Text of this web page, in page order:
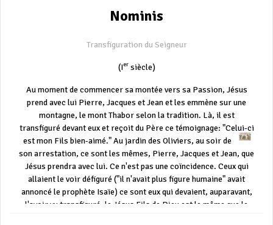
Nominis
Transfiguration du Seigneur
(Iersiècle)
Au moment de commencer sa montée vers sa Passion, Jésus
prend avec lui Pierre, Jacques et Jean et les emmène sur une
montagne, le mont Thabor selon la tradition. Là, il est
transfiguré devant eux et reçoit du Père ce témoignage: "Celui-ci
est mon Fils bien-aimé."Au jardin des Oliviers, au soir de
son arrestation, ce sont les mêmes, Pierre, Jacques et Jean, que
Jésus prendra avec lui. Ce n'est pas une coïncidence. Ceux qui
allaient le voir défiguré ("il n'avait plus figure humaine" avait
annoncé le prophète Isaïe) ce sont eux qui devaient, auparavant,
l'avoir vu transfiguré: le Jésus Fils de Dieu est le même que le